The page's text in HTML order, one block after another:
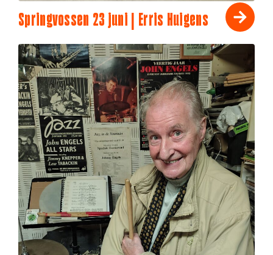
Springvossen 23 juni | Erris Huigens